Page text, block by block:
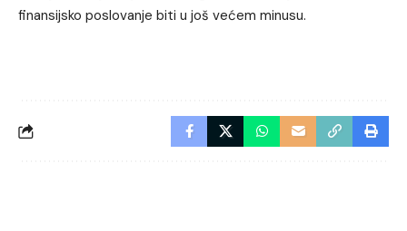
finansijsko poslovanje biti u još većem minusu.